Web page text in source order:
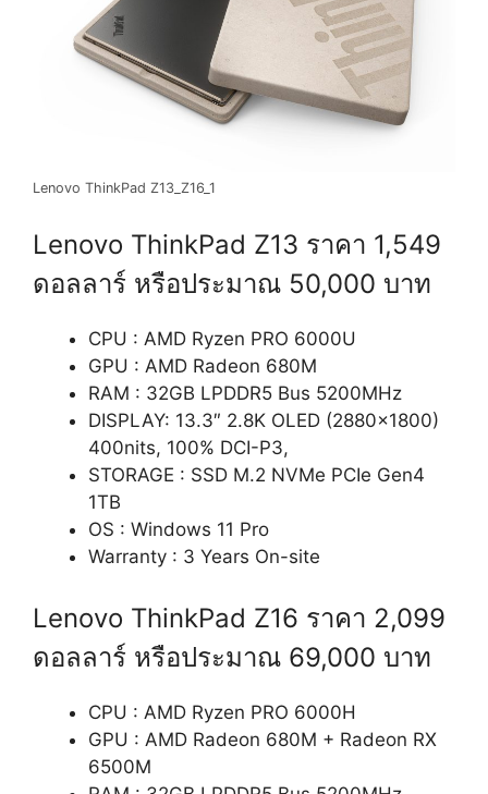
Lenovo ThinkPad Z13_Z16_1
Lenovo ThinkPad Z13 ราคา 1,549
ดอลลาร์ หรือประมาณ 50,000 บาท
CPU : AMD Ryzen PRO 6000U
GPU : AMD Radeon 680M
RAM : 32GB LPDDR5 Bus 5200MHz
DISPLAY: 13.3″ 2.8K OLED (2880×1800)
400nits, 100% DCI-P3,
STORAGE : SSD M.2 NVMe PCIe Gen4
1TB
OS : Windows 11 Pro
Warranty : 3 Years On-site
Lenovo ThinkPad Z16 ราคา 2,099
ดอลลาร์ หรือประมาณ 69,000 บาท
CPU : AMD Ryzen PRO 6000H
GPU : AMD Radeon 680M + Radeon RX
6500M